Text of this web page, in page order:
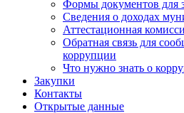
Формы документов для
Сведения о доходах
Аттестационная
Обратная связь для
коррупции
Что нужно знать о
Закупки
Контакты
Открытые данные